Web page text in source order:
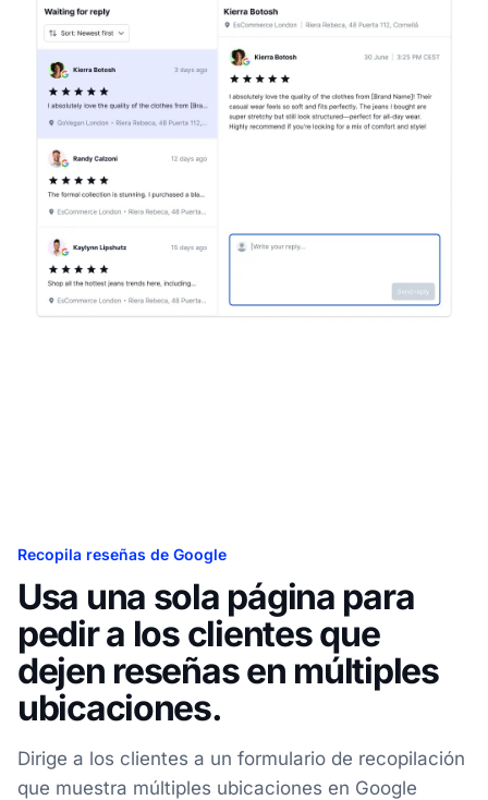
Recopila reseñas de Google
Usa una sola página para
pedir a los clientes que
dejen reseñas en múltiples
ubicaciones.
Dirige a los clientes a un formulario de recopilación
que muestra múltiples ubicaciones en Google